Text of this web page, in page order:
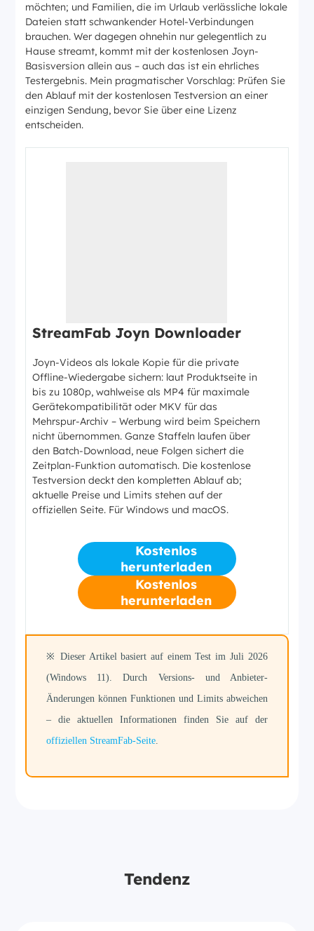
möchten; und Familien, die im Urlaub verlässliche lokale
Dateien statt schwankender Hotel-Verbindungen
brauchen. Wer dagegen ohnehin nur gelegentlich zu
Hause streamt, kommt mit der kostenlosen Joyn-
Basisversion allein aus – auch das ist ein ehrliches
Testergebnis. Mein pragmatischer Vorschlag: Prüfen Sie
den Ablauf mit der kostenlosen Testversion an einer
einzigen Sendung, bevor Sie über eine Lizenz
entscheiden.
StreamFab Joyn Downloader
Joyn-Videos als lokale Kopie für die private
Offline-Wiedergabe sichern: laut Produktseite in
bis zu 1080p, wahlweise als MP4 für maximale
Gerätekompatibilität oder MKV für das
Mehrspur-Archiv – Werbung wird beim Speichern
nicht übernommen. Ganze Staffeln laufen über
den Batch-Download, neue Folgen sichert die
Zeitplan-Funktion automatisch. Die kostenlose
Testversion deckt den kompletten Ablauf ab;
aktuelle Preise und Limits stehen auf der
offiziellen Seite. Für Windows und macOS.
Kostenlos
herunterladen
Kostenlos
herunterladen
※ Dieser Artikel basiert auf einem Test im Juli 2026
(Windows 11). Durch Versions- und Anbieter-
Änderungen können Funktionen und Limits abweichen
– die aktuellen Informationen finden Sie auf der
offiziellen StreamFab-Seite
Tendenz